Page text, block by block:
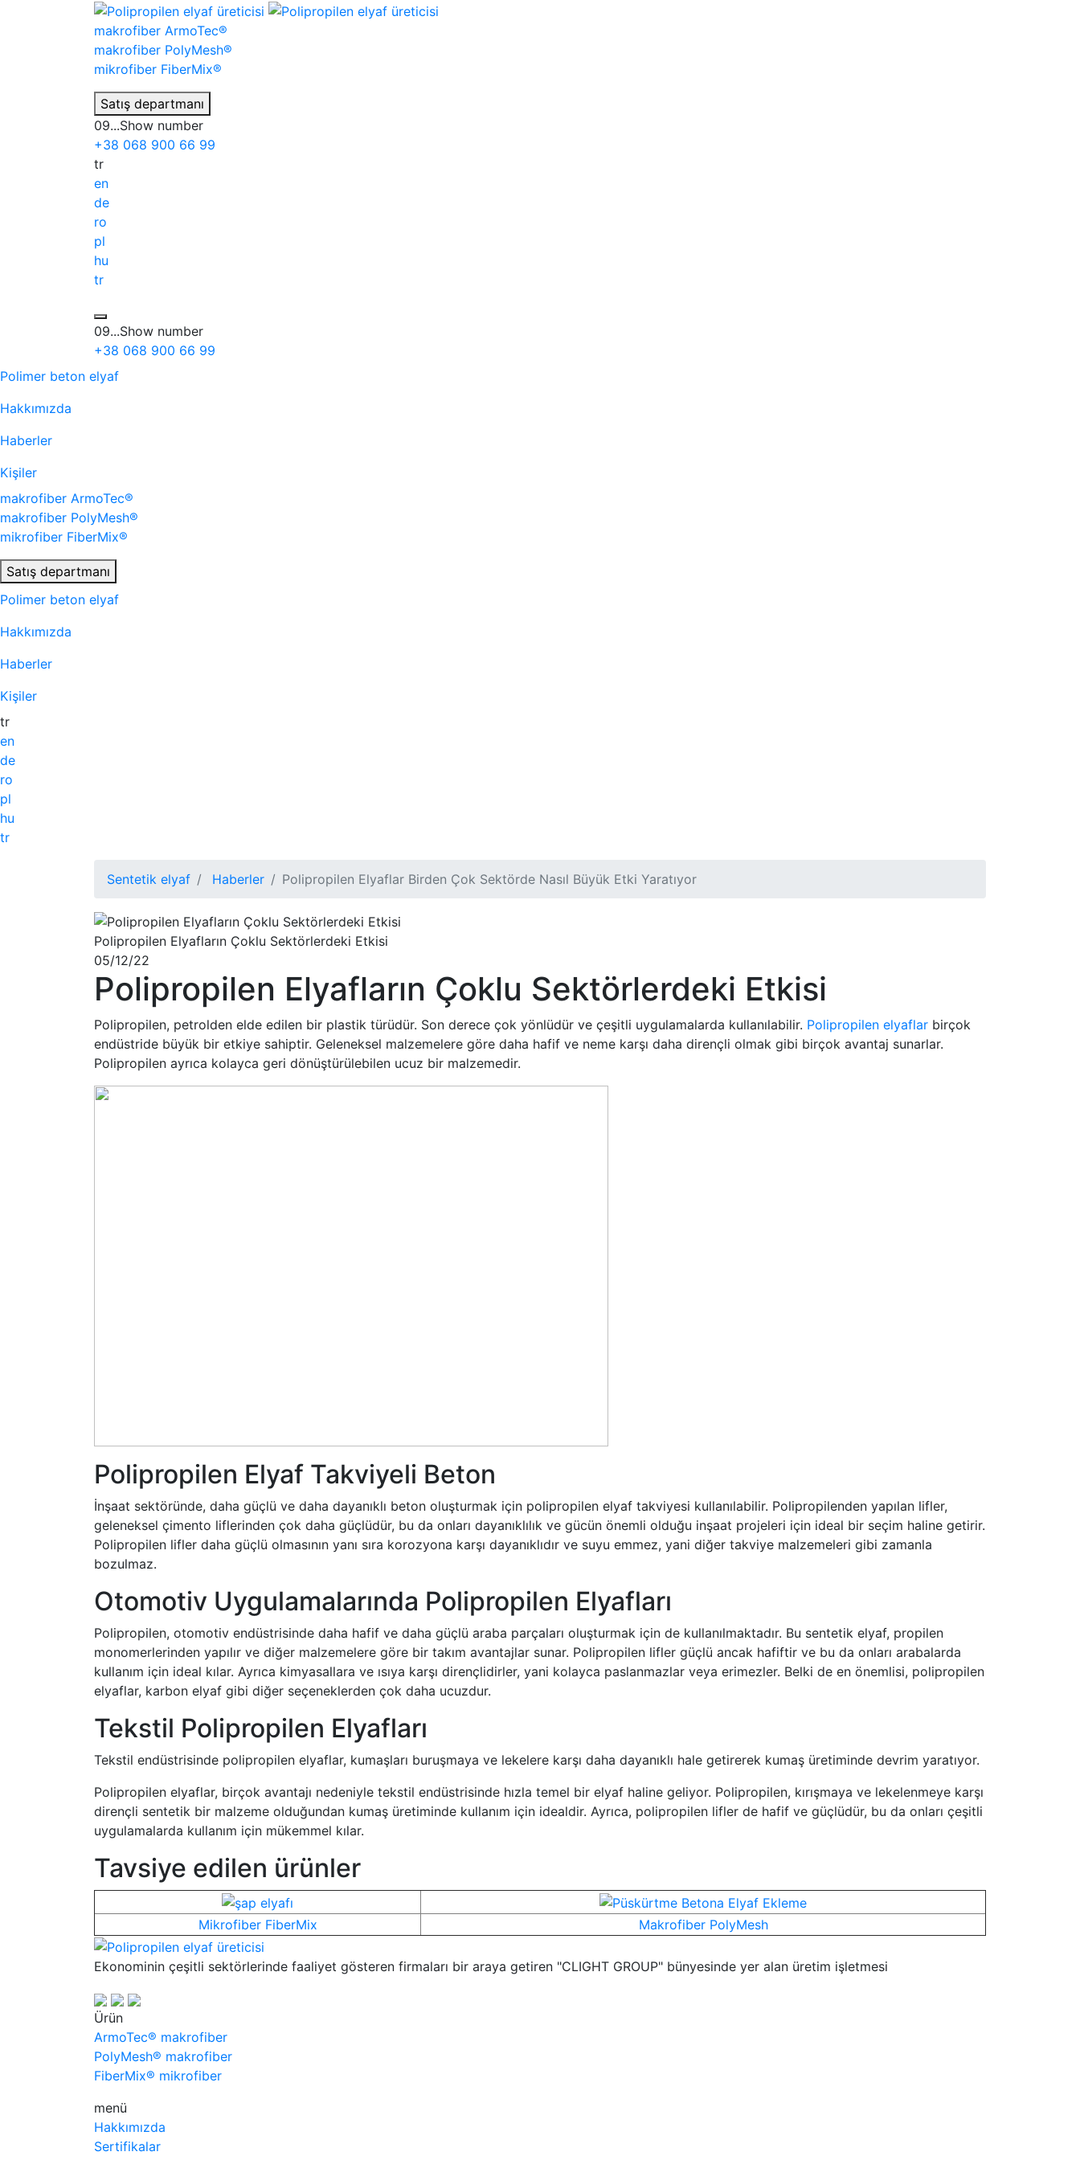
makrofiber ArmoTec®
makrofiber PolyMesh®
mikrofiber FiberMix®
Satış departmanı
09...Show number
+38 068 900 66 99
tr
en
de
ro
pl
hu
tr
09...Show number
+38 068 900 66 99
Polimer beton elyaf
Hakkımızda
Haberler
Kişiler
makrofiber ArmoTec®
makrofiber PolyMesh®
mikrofiber FiberMix®
Satış departmanı
Polimer beton elyaf
Hakkımızda
Haberler
Kişiler
tr
en
de
ro
pl
hu
tr
Sentetik elyaf Haberler Polipropilen Elyaflar Birden Çok Sektörde Nasıl Büyük Etki Yaratıyor
Polipropilen Elyafların Çoklu Sektörlerdeki Etkisi
05/12/22
Polipropilen Elyafların Çoklu Sektörlerdeki Etkisi
Polipropilen, petrolden elde edilen bir plastik türüdür. Son derece çok yönlüdür ve çeşitli uygulamalarda kullanılabilir. Polipropilen elyaflar birçok
endüstride büyük bir etkiye sahiptir. Geleneksel malzemelere göre daha hafif ve neme karşı daha dirençli olmak gibi birçok avantaj sunarlar.
Polipropilen ayrıca kolayca geri dönüştürülebilen ucuz bir malzemedir.
Polipropilen Elyaf Takviyeli Beton
İnşaat sektöründe, daha güçlü ve daha dayanıklı beton oluşturmak için polipropilen elyaf takviyesi kullanılabilir. Polipropilenden yapılan lifler,
geleneksel çimento liflerinden çok daha güçlüdür, bu da onları dayanıklılık ve gücün önemli olduğu inşaat projeleri için ideal bir seçim haline getirir.
Polipropilen lifler daha güçlü olmasının yanı sıra korozyona karşı dayanıklıdır ve suyu emmez, yani diğer takviye malzemeleri gibi zamanla
bozulmaz.
Otomotiv Uygulamalarında Polipropilen Elyafları
Polipropilen, otomotiv endüstrisinde daha hafif ve daha güçlü araba parçaları oluşturmak için de kullanılmaktadır. Bu sentetik elyaf, propilen
monomerlerinden yapılır ve diğer malzemelere göre bir takım avantajlar sunar. Polipropilen lifler güçlü ancak hafiftir ve bu da onları arabalarda
kullanım için ideal kılar. Ayrıca kimyasallara ve ısıya karşı dirençlidirler, yani kolayca paslanmazlar veya erimezler. Belki de en önemlisi, polipropilen
elyaflar, karbon elyaf gibi diğer seçeneklerden çok daha ucuzdur.
Tekstil Polipropilen Elyafları
Tekstil endüstrisinde polipropilen elyaflar, kumaşları buruşmaya ve lekelere karşı daha dayanıklı hale getirerek kumaş üretiminde devrim yaratıyor.
Polipropilen elyaflar, birçok avantajı nedeniyle tekstil endüstrisinde hızla temel bir elyaf haline geliyor. Polipropilen, kırışmaya ve lekelenmeye karşı
dirençli sentetik bir malzeme olduğundan kumaş üretiminde kullanım için idealdir. Ayrıca, polipropilen lifler de hafif ve güçlüdür, bu da onları çeşitli
uygulamalarda kullanım için mükemmel kılar.
Tavsiye edilen ürünler
Mikrofiber FiberMix Makrofiber PolyMesh
Ekonominin çeşitli sektörlerinde faaliyet gösteren firmaları bir araya getiren "CLIGHT GROUP" bünyesinde yer alan üretim işletmesi
Ürün
ArmoTec® makrofiber
PolyMesh® makrofiber
FiberMix® mikrofiber
menü
Hakkımızda
Sertifikalar